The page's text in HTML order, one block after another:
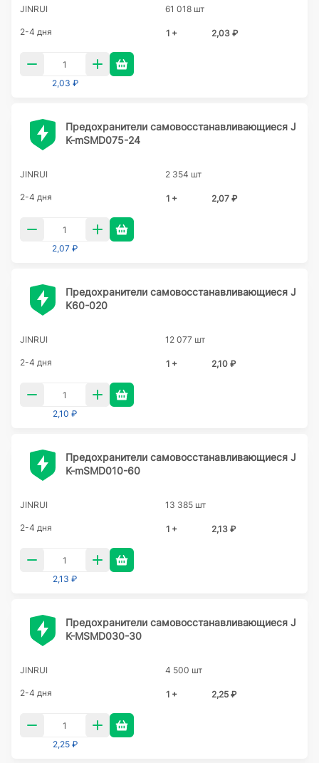
JINRUI 61 018 шт
2-4 дня 1 + 2,03 ₽
2,03 ₽
Предохранители самовосстанавливающиеся J
K-mSMD075-24
JINRUI 2 354 шт
2-4 дня 1 + 2,07 ₽
2,07 ₽
Предохранители самовосстанавливающиеся J
K60-020
JINRUI 12 077 шт
2-4 дня 1 + 2,10 ₽
2,10 ₽
Предохранители самовосстанавливающиеся J
K-mSMD010-60
JINRUI 13 385 шт
2-4 дня 1 + 2,13 ₽
2,13 ₽
Предохранители самовосстанавливающиеся J
K-MSMD030-30
JINRUI 4 500 шт
2-4 дня 1 + 2,25 ₽
2,25 ₽